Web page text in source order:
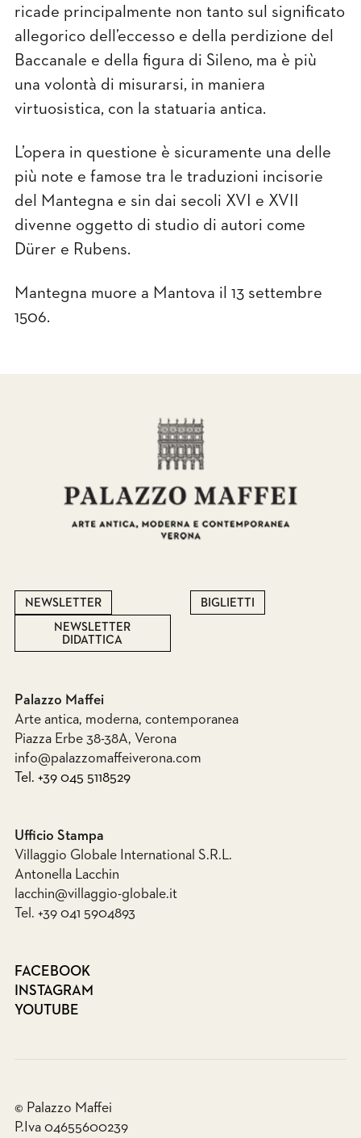
ricade principalmente non tanto sul signiﬁcato
allegorico dell’eccesso e della perdizione del
Baccanale e della ﬁgura di Sileno, ma è più
una volontà di misurarsi, in maniera
virtuosistica, con la statuaria antica.
L’opera in questione è sicuramente una delle
più note e famose tra le traduzioni incisorie
del Mantegna e sin dai secoli XVI e XVII
divenne oggetto di studio di autori come
Dürer e Rubens.
Mantegna muore a Mantova il 13 settembre
1506.
NEWSLETTER
NEWSLETTER
DIDATTICA
BIGLIETTI
Palazzo Maffei
Arte antica, moderna, contemporanea
Piazza Erbe 38-38A, Verona
info@palazzomaffeiverona.com
Tel. +39 045 5118529
Ufficio Stampa
Villaggio Globale International S.R.L.
Antonella Lacchin
lacchin@villaggio-globale.it
Tel. +39 041 5904893
FACEBOOK
INSTAGRAM
YOUTUBE
© Palazzo Maffei
P.Iva 04655600239